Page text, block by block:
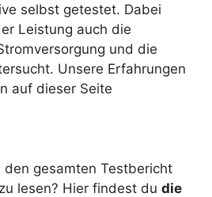
selbst getestet. Dabei
Leistung auch die
und die
Unsere Erfahrungen
auf dieser Seite
den gesamten Testbericht
lesen? Hier findest du die